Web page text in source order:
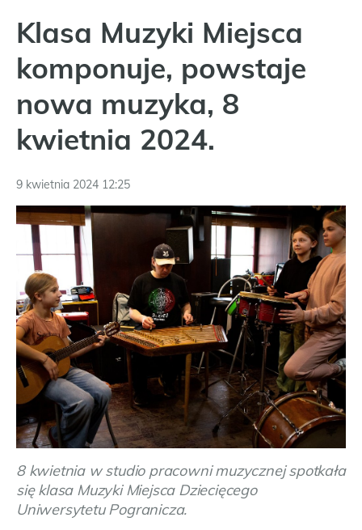
Klasa Muzyki Miejsca
komponuje, powstaje
nowa muzyka, 8
kwietnia 2024.
9 kwietnia 2024 12:25
8 kwietnia w studio pracowni muzycznej spotkała
się klasa Muzyki Miejsca Dziecięcego
Uniwersytetu Pogranicza.